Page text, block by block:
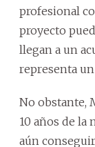
profesional
proyecto
llegan a un
representa
No obstante,
10 años de la
aún